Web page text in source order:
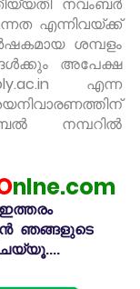
എന്നിവയ്ക്ക്
ശമ്പളം
അപേക്ഷ
എന്ന
നമ്പറിൽ
nlne.com
ഞങ്ങളുടെ